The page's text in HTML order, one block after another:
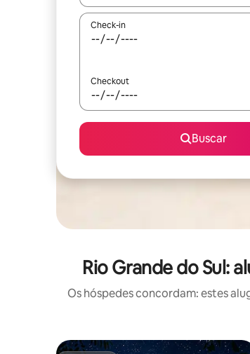
Check-in
Checkout
Buscar
Rio Grande do Sul:
Os hóspedes concordam: estes